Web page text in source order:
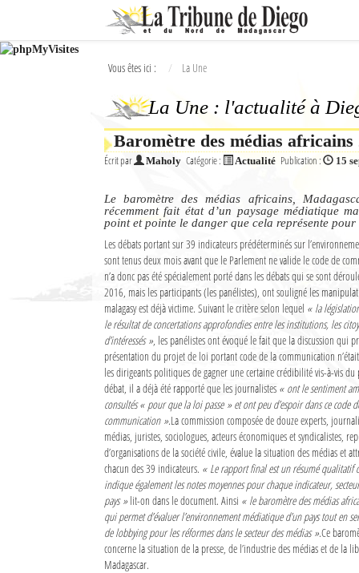
Ok
L'actualité à Diego Suarez
Le Nord de Madagascar
Vous êtes ici : La Une
La Une : l'actualité à
Baromètre des médias
Écrit par Maholy Catégorie : Actualité Publication : 15
Le baromètre des médias africains,
récemment fait état d’un paysage médiatique
point et pointe le danger que cela représente
Les débats portant sur 39 indicateurs prédéterminés sur
sont tenus deux mois avant que le Parlement ne valide le code de
n’a donc pas été spécialement porté dans les débats qui se sont
2016, mais les participants (les panélistes), ont souligné les
malagasy est déjà victime. Suivant le critère selon lequel « la
le résultat de concertations approfondies entre les institutions, les
d’intéressés », les panélistes ont évoqué le fait que la discussion qui
présentation du projet de loi portant code de la communication
les dirigeants politiques de gagner une certaine crédibilité vis-à-vis
débat, il a déjà été rapporté que les journalistes « ont le sentiment
consultés« pour que la loi passe » et ont peu d’espoir dans ce code
communication ».La commission composée de douze experts,
médias, juristes, sociologues, acteurs économiques et syndicalistes,
d’organisations de la société civile, évalue la situation des médias et
chacun des 39 indicateurs. « Le rapport final est un résumé qualitatif
indique également les notes moyennes pour chaque indicateur,
pays » lit-on dans le document. Ainsi « le baromètre des médias
qui permet d’évaluer l’environnement médiatique d’un pays tout en
de lobbying pour les réformes dans le secteur des médias ».Ce
concerne la situation de la presse, de l’industrie des médias et de la
Madagascar.